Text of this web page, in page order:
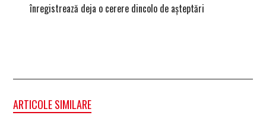
înregistrează deja o cerere dincolo de așteptări
ARTICOLE SIMILARE